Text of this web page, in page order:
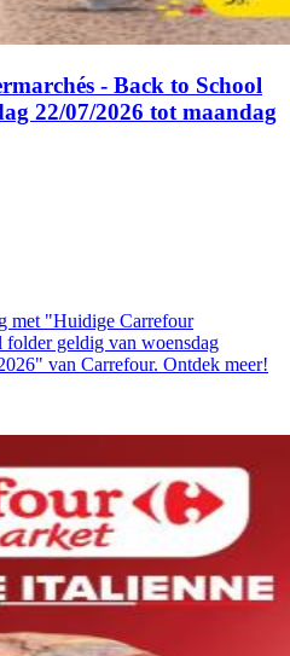
- Back to School
22/07/2026 tot maandag
met "Huidige Carrefour
geldig van woensdag
van Carrefour. Ontdek meer!